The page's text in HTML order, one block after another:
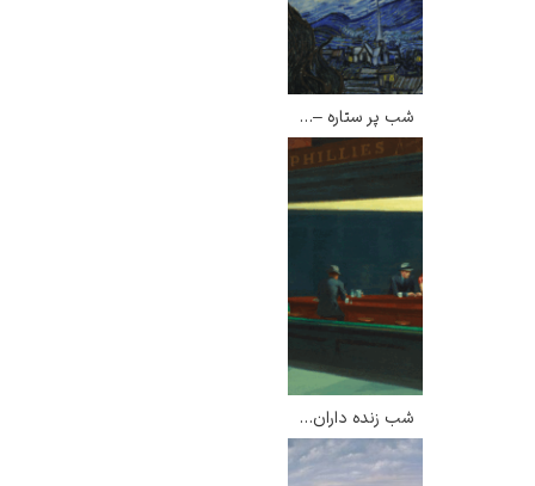
ونسان ون گوگ
گوستاو کلیمت
ادوارد مونک
شب پر ستاره – ونسان ون گوگ
شب زنده داران – ادوارد هاپر